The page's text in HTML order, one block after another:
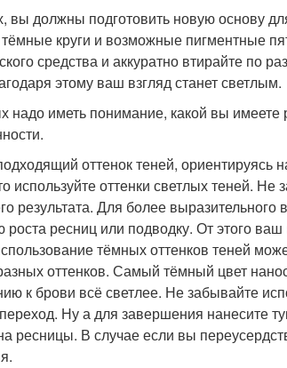
вы должны подготовить новую основу
круги и возможные пигментные
средства и аккуратно втирайте по
этому ваш взгляд станет светлым.
надо иметь понимание, какой вы имеете
оттенок теней, ориентируясь
используйте оттенки светлых теней.
результата. Для более
ресниц или подводку. От этого
тёмных оттенков теней
оттенков. Самый тёмный цвет
к брови всё светлее. Не забывайте
Ну а для завершения нанесите
ресницы. В случае если вы